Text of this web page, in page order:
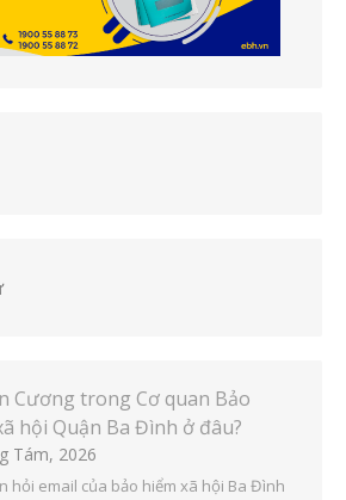
Cương trong Cơ quan Bảo
hội Quận Ba Đình ở đâu?
Tám, 2026
hỏi email của bảo hiểm xã hội Ba Đình